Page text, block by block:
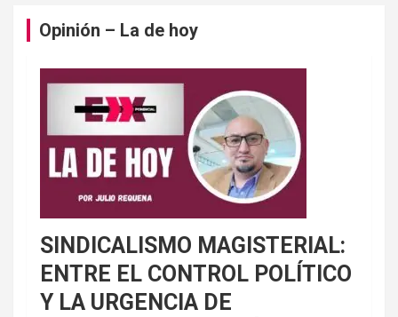
Opinión – La de hoy
SINDICALISMO MAGISTERIAL:
ENTRE EL CONTROL POLÍTICO
Y LA URGENCIA DE